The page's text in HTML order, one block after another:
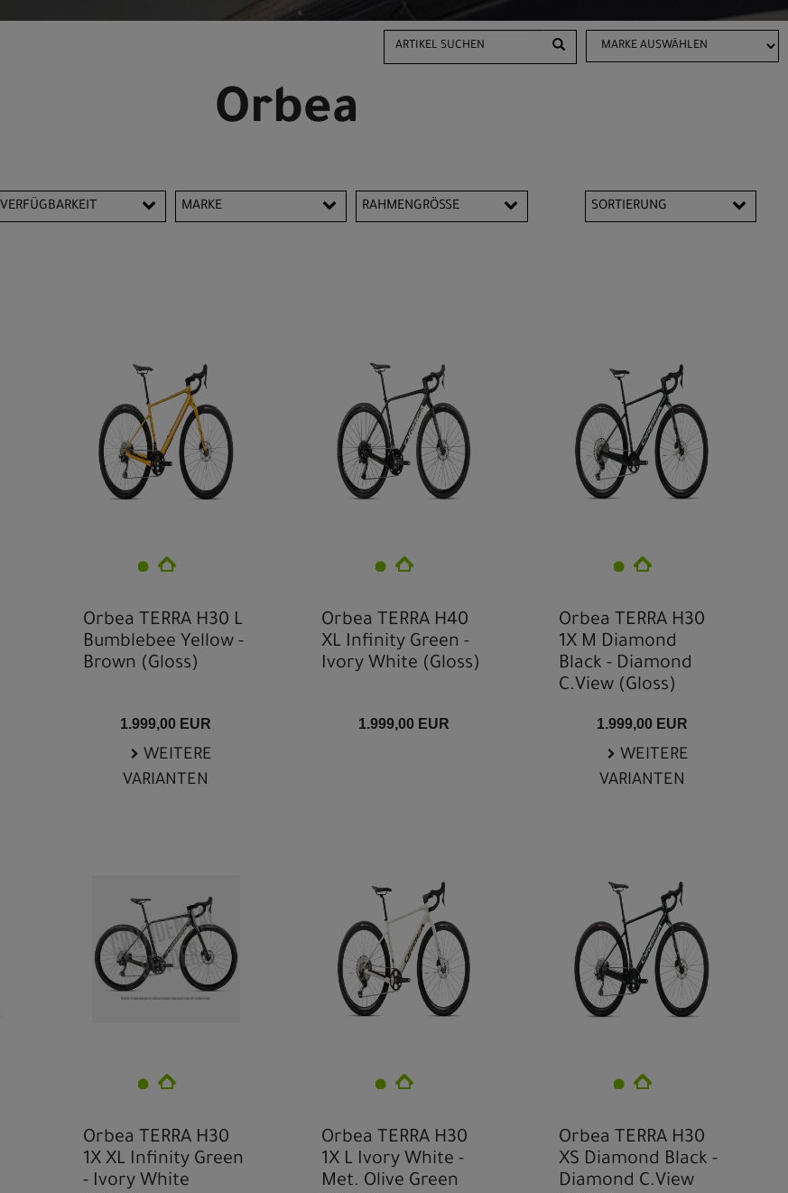
Orbea
SORTIERUNG
VERFÜGBARKEIT MARKE RAHMENGRÖSSE
XL XS
Orbea TERRA H30 L
Bumblebee Yellow -
Brown (Gloss)
1.999,00 EUR
WEITERE
VARIANTEN
Orbea TERRA H40
XL Infinity Green -
Ivory White (Gloss)
1.999,00 EUR
Orbea TERRA H30
1X M Diamond
Black - Diamond
C.View (Gloss)
1.999,00 EUR
WEITERE
VARIANTEN
Orbea TERRA H30
1X XL Infinity Green
- Ivory White
Orbea TERRA H30
1X L Ivory White -
Met. Olive Green
Orbea TERRA H30
XS Diamond Black -
Diamond C.View